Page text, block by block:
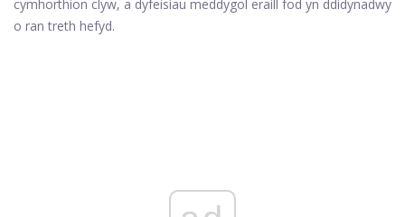
cymhorthion clyw, a dyfeisiau meddygol eraill fod yn ddidynadwy
o ran treth hefyd.